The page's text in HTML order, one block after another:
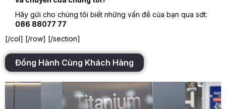
Hãy gửi cho chúng tôi biết những vấn đề của bạn qua sdt:
086 88077 77
[/col] [/row] [/section]
Đồng Hành Cùng Khách Hàng